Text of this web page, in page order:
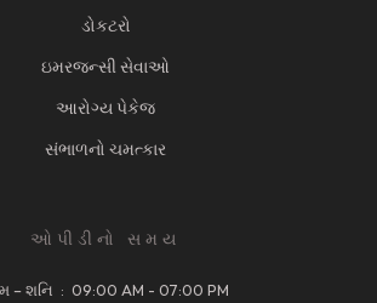
ડોકટરો
ઇમરજન્સી સેવાઓ
આરોગ્ય પેકેજ
સંભાળનો ચમત્કાર
ઓપીડીનો સમય
– શનિ : 09:00 AM - 07:00 PM